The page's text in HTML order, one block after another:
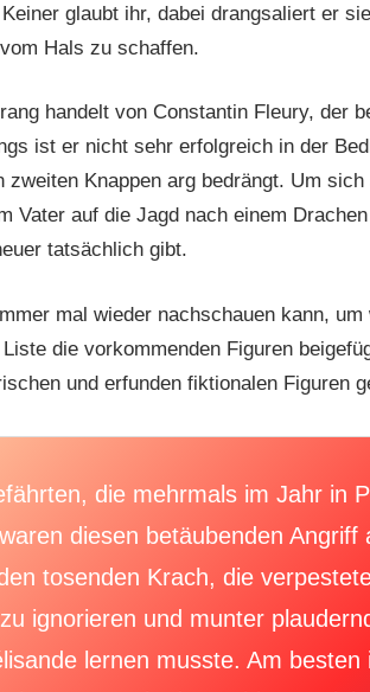
glaubt ihr, dabei drangsaliert er
Hals zu schaffen.
handelt von Constantin Fleury, der
ist er nicht sehr erfolgreich in der
zweiten Knappen arg bedrängt. Um
Vater auf die Jagd nach einem
tatsächlich gibt.
mal wieder nachschauen kann,
die vorkommenden Figuren
und erfunden fiktionalen Figuren
die mehrmals im Jahr in
diesen betäubenden
tosenden Krach, die
ignorieren und munter
lernen musste. Am